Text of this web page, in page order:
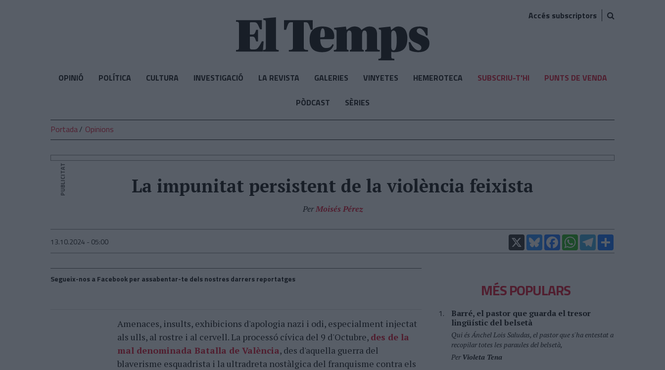
Accés subscriptors
OPINIÓ POLÍTICA CULTURA INVESTIGACIÓ LA REVISTA GALERIES VINYETES HEMEROTECA SUBSCRIU-T'HI PUNTS DE VENDA
PÒDCAST SÈRIES
Portada Opinions
PUBLICITAT La impunitat persistent de la violència feixista
PerMoisés Pérez
13.10.2024 - 05:00 X BlueskyFacebookWhatsAppTelegram
Segueix-nos a Facebook per assabentar-te dels nostres darrers reportatges
Amenaces, insults, exhibicions d'apologia nazi i odi, especialment injectat
als ulls, al rostre i al cervell. La processó cívica del 9 d'Octubre, des de la
mal denominada Batalla de València, des d'aquella guerra del
blaverisme esquadrista i la ultradreta nostàlgica del franquisme contra els
MÉS POPULARS
Barré, el pastor que guarda el tresor
lingüístic del belsetà
Qui és Ánchel Lois Saludas, el pastor que s'ha entestat a
recopilar totes les paraules del belsetà,
PerVioleta Tena